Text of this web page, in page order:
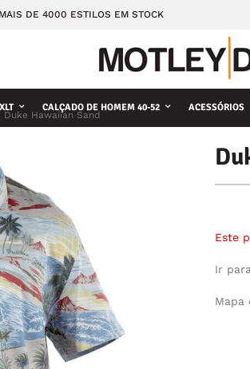
MAIS DE 4000 ESTILOS EM STOCK
CALÇADO DE HOMEM 40-52 ACESSÓRIOS
Duke Hawaiian Sand
Este
Ir
Mapa